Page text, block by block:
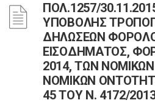
ΠΟΛ.1257/
ΥΠΟΒΟΛΗΣ
ΔΗΛΩΣΕΩΝ
ΕΙΣΟΔΗΜΑΤΟΣ,
2014, ΤΩΝ
ΝΟΜΙΚΩΝ
45 ΤΟΥ Ν. 4172/